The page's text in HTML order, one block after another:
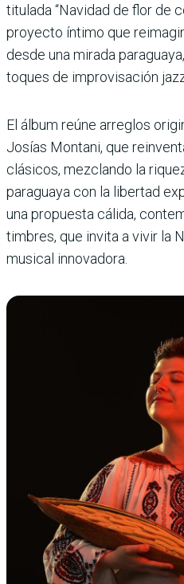
titulada “Navidad de flor de
proyecto íntimo que
desde una mirada
toques de improvisación
El álbum reúne arreglos
Josías Montani, que
clásicos, mezclando la
paraguaya con la libertad
una propuesta cálida,
timbres, que invita a vivir la
musical innovadora.